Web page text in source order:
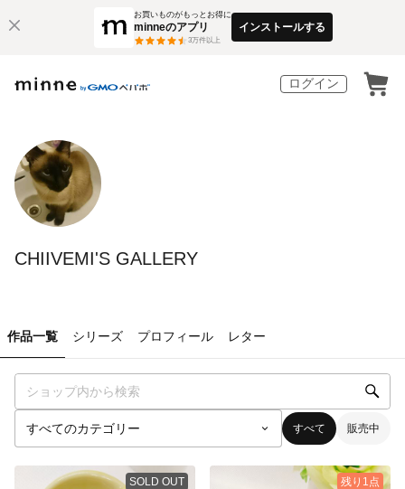
お買いものがもっとお得に
minneのアプリ
3万件以上
インストールする
ログイン
CHIIVEMI'S GALLERY
作品一覧 シリーズ プロフィール レター
すべて 販売中
SOLD OUT 残り1点